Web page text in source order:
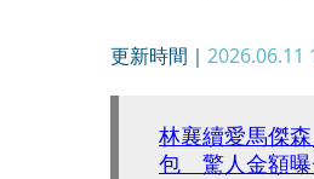
更新時間｜ 2026.06.11
林襄續愛馬傑
包 驚人金額